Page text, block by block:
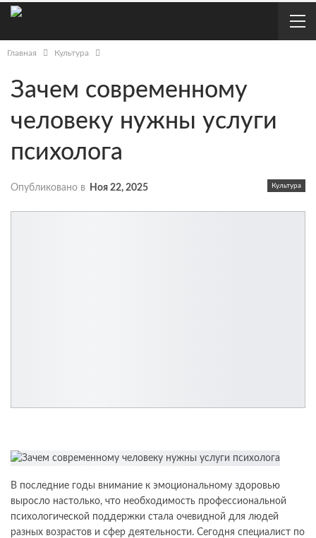
Главная Культура
Зачем современному
человеку нужны услуги
психолога
Культура
Опубликовано в Ноя 22, 2025
В последние годы внимание к эмоциональному здоровью
выросло настолько, что необходимость профессиональной
психологической поддержки стала очевидной для людей
разных возрастов и сфер деятельности. Сегодня специалист по